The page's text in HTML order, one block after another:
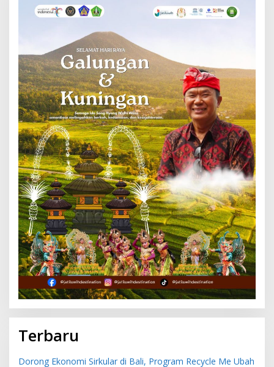
Terbaru
Dorong Ekonomi Sirkular di Bali, Program Recycle Me Ubah